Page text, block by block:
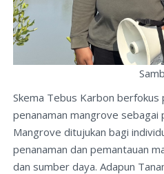
Skema Tebus Karbon berfokus
penanaman mangrove sebagai
Mangrove ditujukan bagi
penanaman dan pemantauan
dan sumber daya. Adapun